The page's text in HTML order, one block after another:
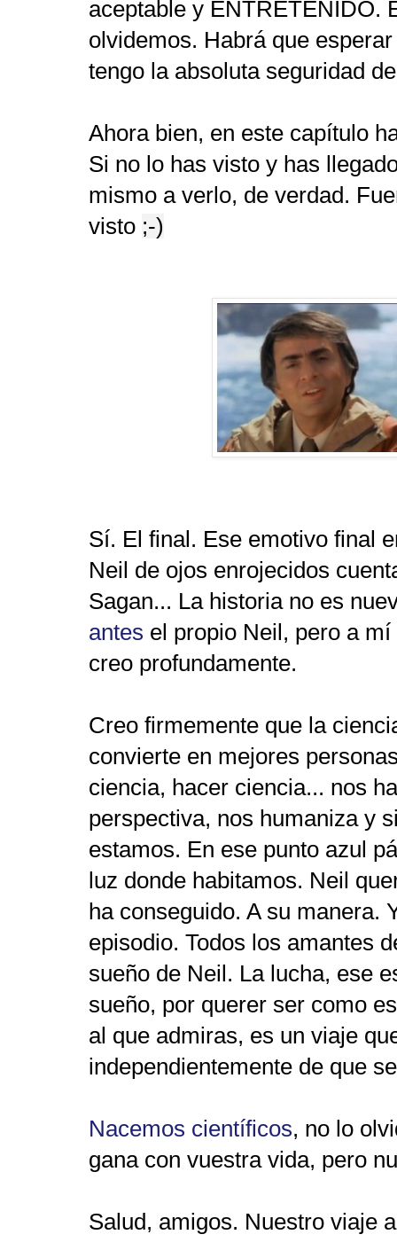
aceptable y ENTRETENIDO.
olvidemos. Habrá que
tengo la absoluta seguridad
Ahora bien, en este capítulo
Si no lo has visto y has
mismo a verlo, de verdad.
visto ;-)
Sí. El final. Ese emotivo final
Neil de ojos enrojecidos
Sagan... La historia no es
antes el propio Neil, pero a
creo profundamente.
Creo firmemente que la
convierte en mejores
ciencia, hacer ciencia... nos
perspectiva, nos humaniza y
estamos. En ese punto azul
luz donde habitamos. Neil
ha conseguido. A su manera.
episodio. Todos los amantes
sueño de Neil. La lucha, ese
sueño, por querer ser como
al que admiras, es un viaje
independientemente de que
Nacemos científicos, no lo
gana con vuestra vida, pero
Salud, amigos. Nuestro viaje